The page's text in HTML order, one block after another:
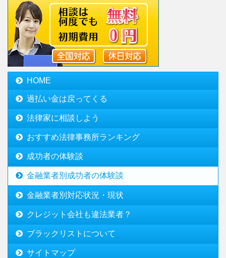
HOME
過払い金は戻ってくる
法律家に相談しよう
おすすめ法律事務所ランキング
成功者の体験談
金融業者別成功者の体験談
金融業者別対応状況・現状
クレジット会社も違法業者？
ブラックリストについて
サイトマップ